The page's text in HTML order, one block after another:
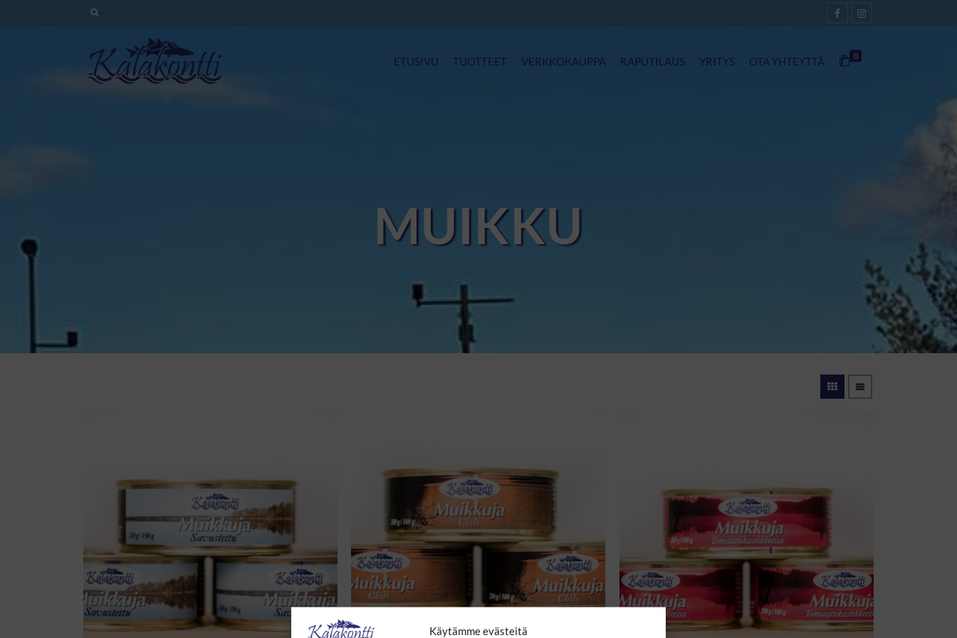
Käytämme evästeitä
ETUSIVU TUOTTEET VERKKOKAUPPA RAPUTILAUS YRITYS OTA YHTEYTTÄ 0
MUIKKU